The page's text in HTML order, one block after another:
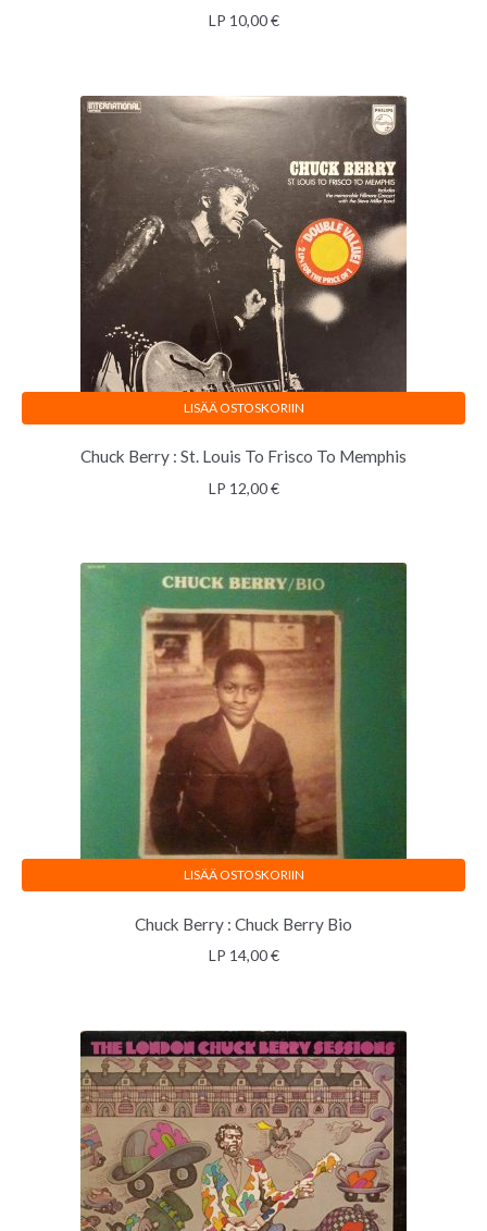
LP 10,00€
Chuck Berry : St. Louis To Frisco To Memphis
LP 12,00€
LISÄÄ OSTOSKORIIN
Chuck Berry : Chuck Berry Bio
LP 14,00€
LISÄÄ OSTOSKORIIN